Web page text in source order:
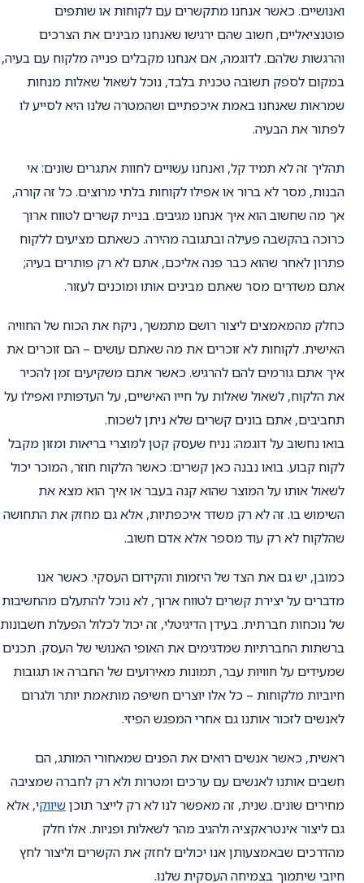
ואנושיים. כאשר אנחנו מתקשרים עם לקוחות או שותפים
פוטנציאליים, חשוב שהם ירגישו שאנחנו מבינים את הצרכים
והרגשות שלהם. לדוגמה, אם אנחנו מקבלים פנייה מלקוח עם בעיה,
במקום לספק תשובה טכנית בלבד, נוכל לשאול שאלות מנחות
שמראות שאנחנו באמת איכפתיים ושהמטרה שלנו היא לסייע לו
לפתור את הבעיה.
תהליך זה לא תמיד קל, ואנחנו עשויים לחוות אתגרים שונים: אי
הבנות, מסר לא ברור או אפילו לקוחות בלתי מרוצים. כל זה קורה,
אך מה שחשוב הוא איך אנחנו מגיבים. בניית קשרים לטווח ארוך
כרוכה בהקשבה פעילה ובתגובה מהירה. כשאתם מציעים ללקוח
פתרון לאחר שהוא כבר פנה אליכם, אתם לא רק פותרים בעיה;
אתם משדרים מסר שאתם מבינים אותו ומוכנים לעזור.
כחלק מהמאמצים ליצור רושם מתמשך, ניקח את הכוח של החוויה
האישית. לקוחות לא זוכרים את מה שאתם עושים – הם זוכרים את
איך אתם גורמים להם להרגיש. כאשר אתם משקיעים זמן להכיר
את הלקוח, לשאול שאלות על חייו האישיים, על העדפותיו ואפילו על
תחביבים, אתם בונים קשרים שלא ניתן לשכוח.
בואו נחשוב על דוגמה: נניח שעסק קטן למוצרי בריאות ומזון מקבל
לקוח קבוע. בואו נבנה כאן קשרים: כאשר הלקוח חוזר, המוכר יכול
לשאול אותו על המוצר שהוא קנה בעבר או איך הוא מצא את
השימוש בו. זה לא רק משדר איכפתיות, אלא גם מחזק את התחושה
שהלקוח לא רק עוד מספר אלא אדם חשוב.
כמובן, יש גם את הצד של היזמות והקידום העסקי. כאשר אנו
מדברים על יצירת קשרים לטווח ארוך, לא נוכל להתעלם מהחשיבות
של נוכחות חברתית. בעידן הדיגיטלי, זה יכול לכלול הפעלת חשבונות
ברשתות החברתיות שמדגימים את האופי האנושי של העסק. תכנים
שמעידים על חוויות עבר, תמונות מאירועים של החברה או תגובות
חיוביות מלקוחות – כל אלו יוצרים חשיפה מותאמת יותר ולגרום
לאנשים לזכור אותנו גם אחרי המפגש הפיזי.
ראשית, כאשר אנשים רואים את הפנים שמאחורי המותג, הם
חשבים אותנו לאנשים עם ערכים ומטרות ולא רק לחברה שמציבה
מחירים שונים. שנית, זה מאפשר לנו לא רק לייצר תוכןשיווקי, אלא
גם ליצור אינטראקציה ולהגיב מהר לשאלות ופניות. אלו חלק
מהדרכים שבאמצעותן אנו יכולים לחזק את הקשרים וליצור לחץ
חיובי שיתמוך בצמיחה העסקית שלנו.